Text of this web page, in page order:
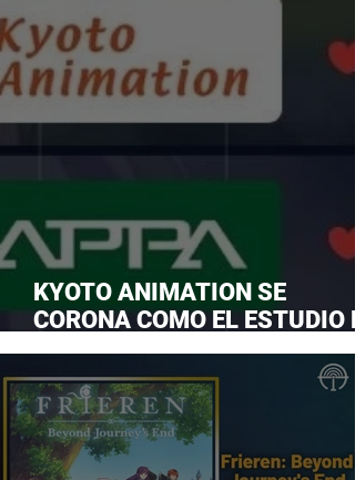
KYOTO ANIMATION SE
CORONA COMO EL ESTUDIO
ANIME FAVORITO Y LE ROBA
CORONA A MAPPA